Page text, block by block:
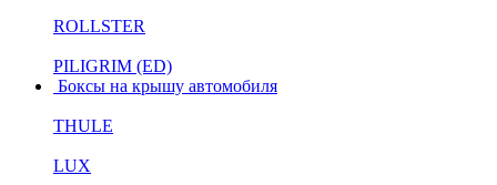
ROLLSTER
PILIGRIM (ED)
Боксы на крышу автомобиля
THULE
LUX